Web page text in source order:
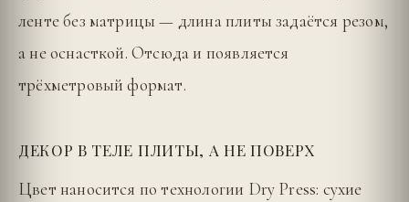
ленте без матрицы — длина плиты задаётся резом,
а не оснасткой. Отсюда и появляется
трёхметровый формат.
ДЕКОР В ТЕЛЕ ПЛИТЫ, А НЕ ПОВЕРХ
Цвет наносится по технологии Dry Press: сухие